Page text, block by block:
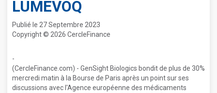
LUMEVOQ
Publié le 27 Septembre 2023
Copyright © 2026 CercleFinance
-
(CercleFinance.com) - GenSight Biologics bondit de plus de 30%
mercredi matin à la Bourse de Paris après un point sur ses
discussions avec l'Agence européenne des médicaments